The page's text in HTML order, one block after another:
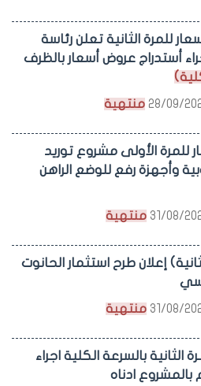
للمرة الثانية تعلن رئاسة
أستدراج عروض أسعار بالظرف
منتهية
للمرة الأولى مشروع توريد
وأجهزة رفع للوضع الراهن
منتهية
إعلان طرح استثمار الحانوت
منتهية
الثانية بالسرعة الكلية اجراء
ادناه